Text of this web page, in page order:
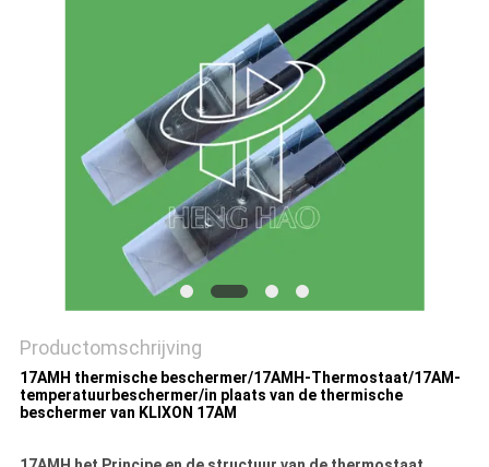
PRIVACY
POLICY
Productomschrijving
17AMH thermische beschermer/17AMH-Thermostaat/17AM-
temperatuurbeschermer/in plaats van de thermische
beschermer van KLIXON 17AM